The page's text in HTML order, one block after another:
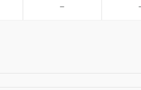
-